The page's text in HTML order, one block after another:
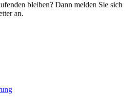
bleiben? Dann melden Sie sich
an.